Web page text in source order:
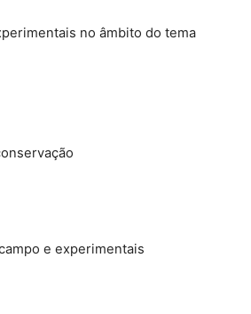
no âmbito do tema
e experimentais